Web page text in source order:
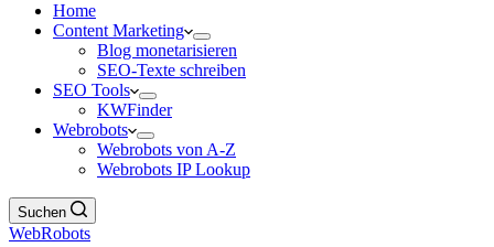
Home
Content Marketing
Blog monetarisieren
SEO-Texte schreiben
SEO Tools
KWFinder
Webrobots
Webrobots von A-Z
Webrobots IP Lookup
Suchen
WebRobots